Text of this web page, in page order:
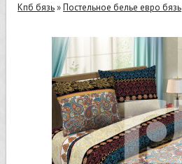
Кпб бязь»Постельное белье евро бязь